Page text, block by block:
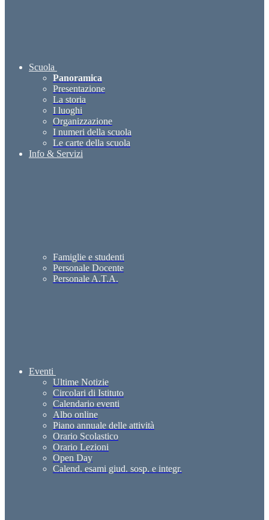
Scuola
Panoramica
Presentazione
La storia
I luoghi
Organizzazione
I numeri della scuola
Le carte della scuola
Info & Servizi
Famiglie e studenti
Personale Docente
Personale A.T.A.
Eventi
Ultime Notizie
Circolari di Istituto
Calendario eventi
Albo online
Piano annuale delle attività
Orario Scolastico
Orario Lezioni
Open Day
Calend. esami giud. sosp. e integr.